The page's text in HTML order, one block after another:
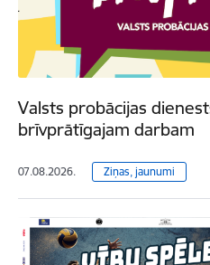
Valsts probācijas
brīvprātīgajam darbam
07.08.2026. Ziņas, jaunumi